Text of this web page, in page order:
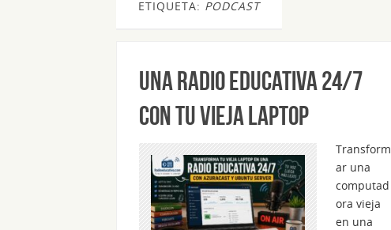
ETIQUETA: PODCAST
Una radio educativa 24/7
con tu vieja laptop
Transform
ar una
computad
ora vieja
en una